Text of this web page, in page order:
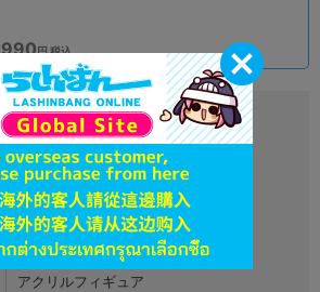
990円 税込
4510417618812
L06546297
グッズ
2024年01月08日
アクリルフィギュア